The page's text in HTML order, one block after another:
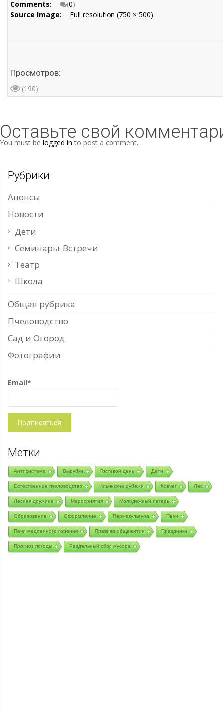
Comments:
(0)
Source Image:
Full resolution (750 × 500)
Просмотров:
(190)
Оставьте свой
You must be logged in to post a comment.
Рубрики
Анонсы
Новости
Дети
Семинары-Встречи
Театр
Школа
Общая рубрика
Пчеловодство
Сад и Огород
Фотографии
Email*
Метки
Антисистема Вырубки Гостевой день Дети
Естественное пчеловодство Ильинские рубежи Ковчег Лес
Лесная дружина Мероприятия Молодежный лагерь
Образование Оформление Пермакультура Печи
Печи медленного горения Правила общежития Праздники
Прогноз погоды Раздельный сбор мусора